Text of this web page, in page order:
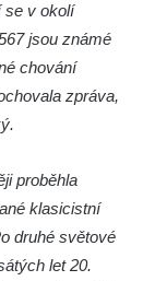
se v okolí
jsou známé
chování
zpráva,
proběhla
klasicistní
druhé světové
let 20.